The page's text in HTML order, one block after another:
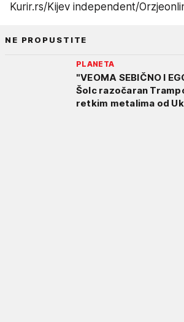
Kurir.rs/Kijev independent/
NE PROPUSTITE
PLANETA
"VEOMA SEBIČNO I
Šolc razočaran
retkim metalima od